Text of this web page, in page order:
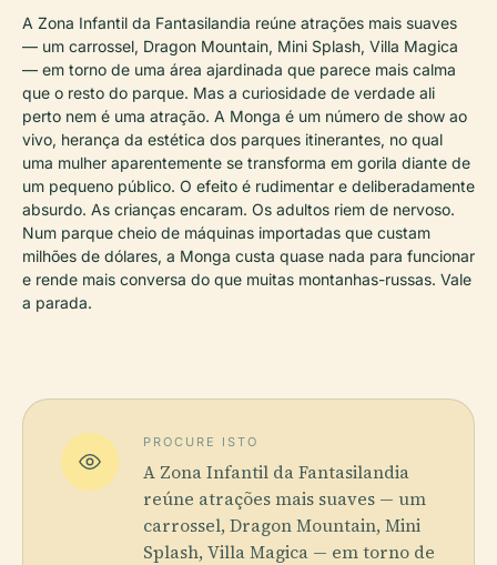
A Zona Infantil da Fantasilandia reúne atrações mais suaves
— um carrossel, Dragon Mountain, Mini Splash, Villa Magica
— em torno de uma área ajardinada que parece mais calma
que o resto do parque. Mas a curiosidade de verdade ali
perto nem é uma atração. A Monga é um número de show ao
vivo, herança da estética dos parques itinerantes, no qual
uma mulher aparentemente se transforma em gorila diante de
um pequeno público. O efeito é rudimentar e deliberadamente
absurdo. As crianças encaram. Os adultos riem de nervoso.
Num parque cheio de máquinas importadas que custam
milhões de dólares, a Monga custa quase nada para funcionar
e rende mais conversa do que muitas montanhas-russas. Vale
a parada.
PROCURE ISTO
A Zona Infantil da Fantasilandia
reúne atrações mais suaves — um
carrossel, Dragon Mountain, Mini
Splash, Villa Magica — em torno de